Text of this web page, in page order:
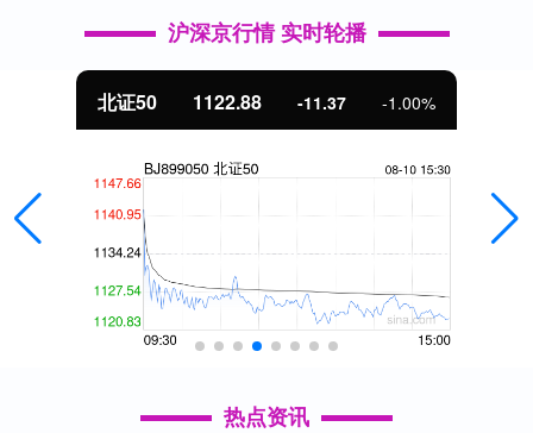
沪深京行情 实时轮播
北证50 1122.88 -11.37 -1.00%
热点资讯